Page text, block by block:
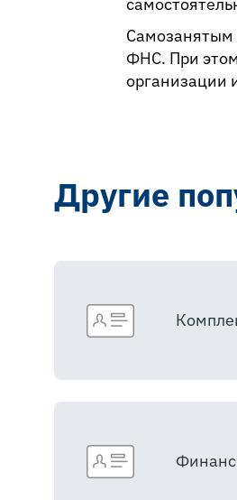
Самозанятым
ФНС. При
организации
Другие